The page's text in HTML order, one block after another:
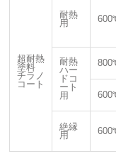
超耐熱
塗料
チラノ
コート
耐熱
用
耐熱
ハー
ドコ
ート
用
絶縁
用